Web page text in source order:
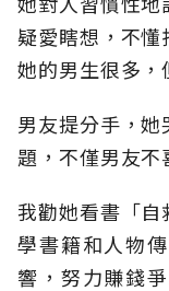
疑愛瞎想，不懂
她的男生很多，
男友提分手，
題，不僅男友不
我勸她看書「
學書籍和人物
響，努力賺錢